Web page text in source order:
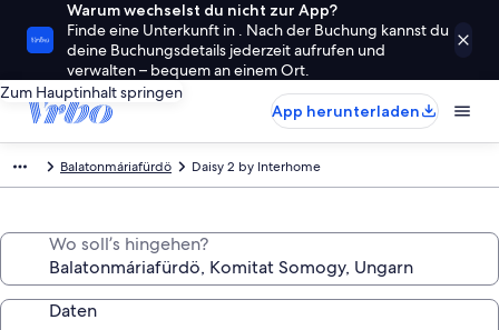
Warum wechselst du nicht zur App?
Finde eine Unterkunft in . Nach der Buchung kannst du
deine Buchungsdetails jederzeit aufrufen und
verwalten – bequem an einem Ort.
Zum Hauptinhalt springen
App herunterladen
Balatonmáriafürdö Daisy 2 by Interhome
Wo soll’s hingehen?
Daten